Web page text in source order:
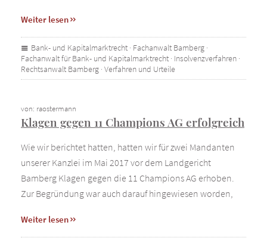
Weiter lesen
Bank- und Kapitalmarktrecht · Fachanwalt Bamberg ·
Fachanwalt für Bank- und Kapitalmarktrecht · Insolvenzverfahren ·
Rechtsanwalt Bamberg · Verfahren und Urteile
von: raostermann
Klagen gegen 11 Champions AG erfolgreich
Wie wir berichtet hatten, hatten wir für zwei Mandanten
unserer Kanzlei im Mai 2017 vor dem Landgericht
Bamberg Klagen gegen die 11 Champions AG erhoben.
Zur Begründung war auch darauf hingewiesen worden,
Weiter lesen